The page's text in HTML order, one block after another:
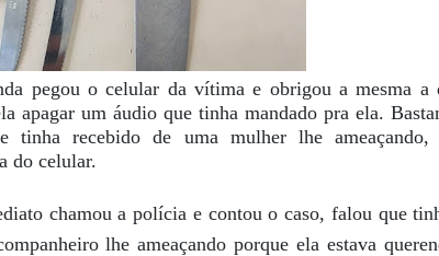
pegou o celular da vítima e obrigou a mesma a
apagar um áudio que tinha mandado pra ela.
tinha recebido de uma mulher lhe ameaçando,
do celular.
chamou a polícia e contou o caso, falou que
lhe ameaçando porque ela estava